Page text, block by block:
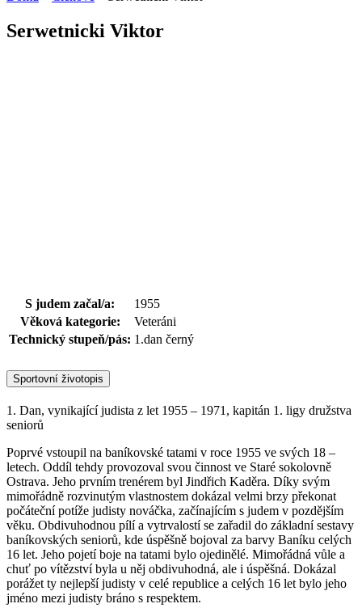
Serwetnicki Viktor
S judem začal/a:
1955
Věková kategorie:
Veteráni
Technický stupeň/pás: 1.dan černý
Sportovní životopis
1. Dan, vynikající judista z let 1955 – 1971, kapitán 1. ligy družstva
seniorů
Poprvé vstoupil na baníkovské tatami v roce 1955 ve svých 18 –
letech. Oddíl tehdy provozoval svou činnost ve Staré sokolovně
Ostrava. Jeho prvním trenérem byl Jindřich Kaděra. Díky svým
mimořádně rozvinutým vlastnostem dokázal velmi brzy překonat
počáteční potíže judisty nováčka, začínajícím s judem v pozdějším
věku. Obdivuhodnou pílí a vytrvalostí se zařadil do základní sestavy
baníkovských seniorů, kde úspěšně bojoval za barvy Baníku celých
16 let. Jeho pojetí boje na tatami bylo ojedinělé. Mimořádná vůle a
chuť po vítězství byla u něj obdivuhodná, ale i úspěšná. Dokázal
porážet ty nejlepší judisty v celé republice a celých 16 let bylo jeho
jméno mezi judisty bráno s respektem.